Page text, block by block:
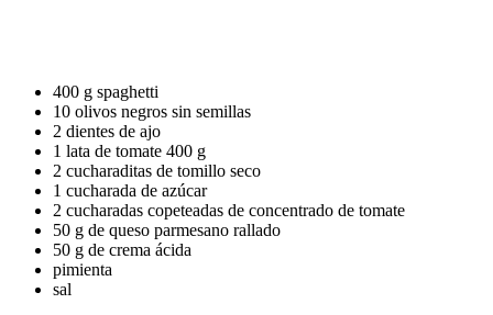
400 g spaghetti
10 olivos negros sin semillas
2 dientes de ajo
1 lata de tomate 400 g
2 cucharaditas de tomillo seco
1 cucharada de azúcar
2 cucharadas copeteadas de concentrado de tomate
50 g de queso parmesano rallado
50 g de crema ácida
pimienta
sal